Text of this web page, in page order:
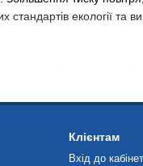
екології та
й упевненість у його
Клієнтам
Вхід до